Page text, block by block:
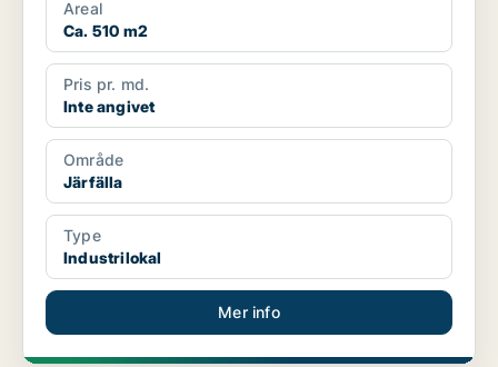
Areal
Ca. 510 m2
Pris pr. md.
Inte angivet
Område
Järfälla
Type
Industrilokal
Mer info